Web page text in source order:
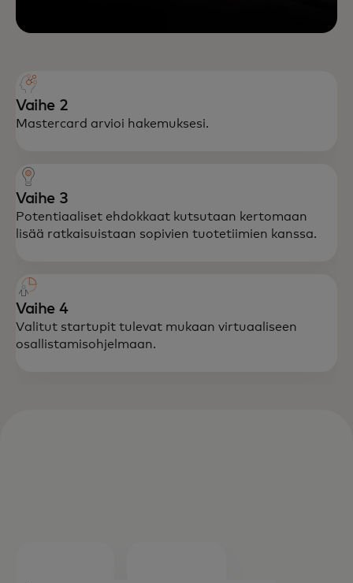
Vaihe 2
Mastercard arvioi hakemuksesi.
Vaihe 3
Potentiaaliset ehdokkaat kutsutaan kertomaan
lisää ratkaisuistaan sopivien tuotetiimien kanssa.
Vaihe 4
Valitut startupit tulevat mukaan virtuaaliseen
osallistamis­ohjelmaan.